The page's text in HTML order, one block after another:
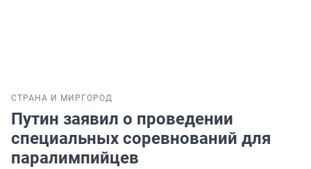
СТРАНА И МИР ГОРОД
Путин заявил о проведении
специальных соревнований для
паралимпийцев